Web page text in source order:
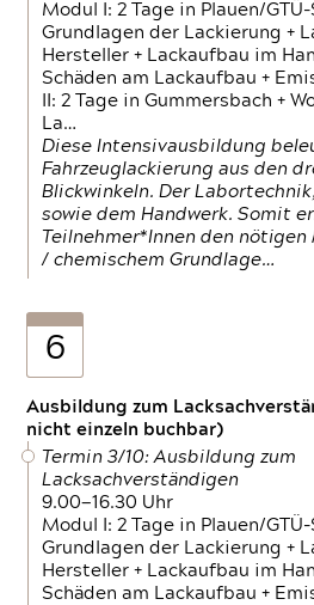
Modul I: 2 Tage in Plauen/
Grundlagen der Lackierung +
Hersteller + Lackaufbau im
Schäden am Lackaufbau +
II: 2 Tage in Gummersbach +
La…
Diese Intensivausbildung
Fahrzeuglackierung aus den
Blickwinkeln. Der
sowie dem Handwerk. Somit
Teilnehmer*Innen den
/ chemischem Grundlage…
6
Ausbildung zum
nicht einzeln buchbar)
Termin 3/10: Ausbildung zum
Lacksachverständigen
9.00—16.30 Uhr
Modul I: 2 Tage in Plauen/
Grundlagen der Lackierung +
Hersteller + Lackaufbau im
Schäden am Lackaufbau +